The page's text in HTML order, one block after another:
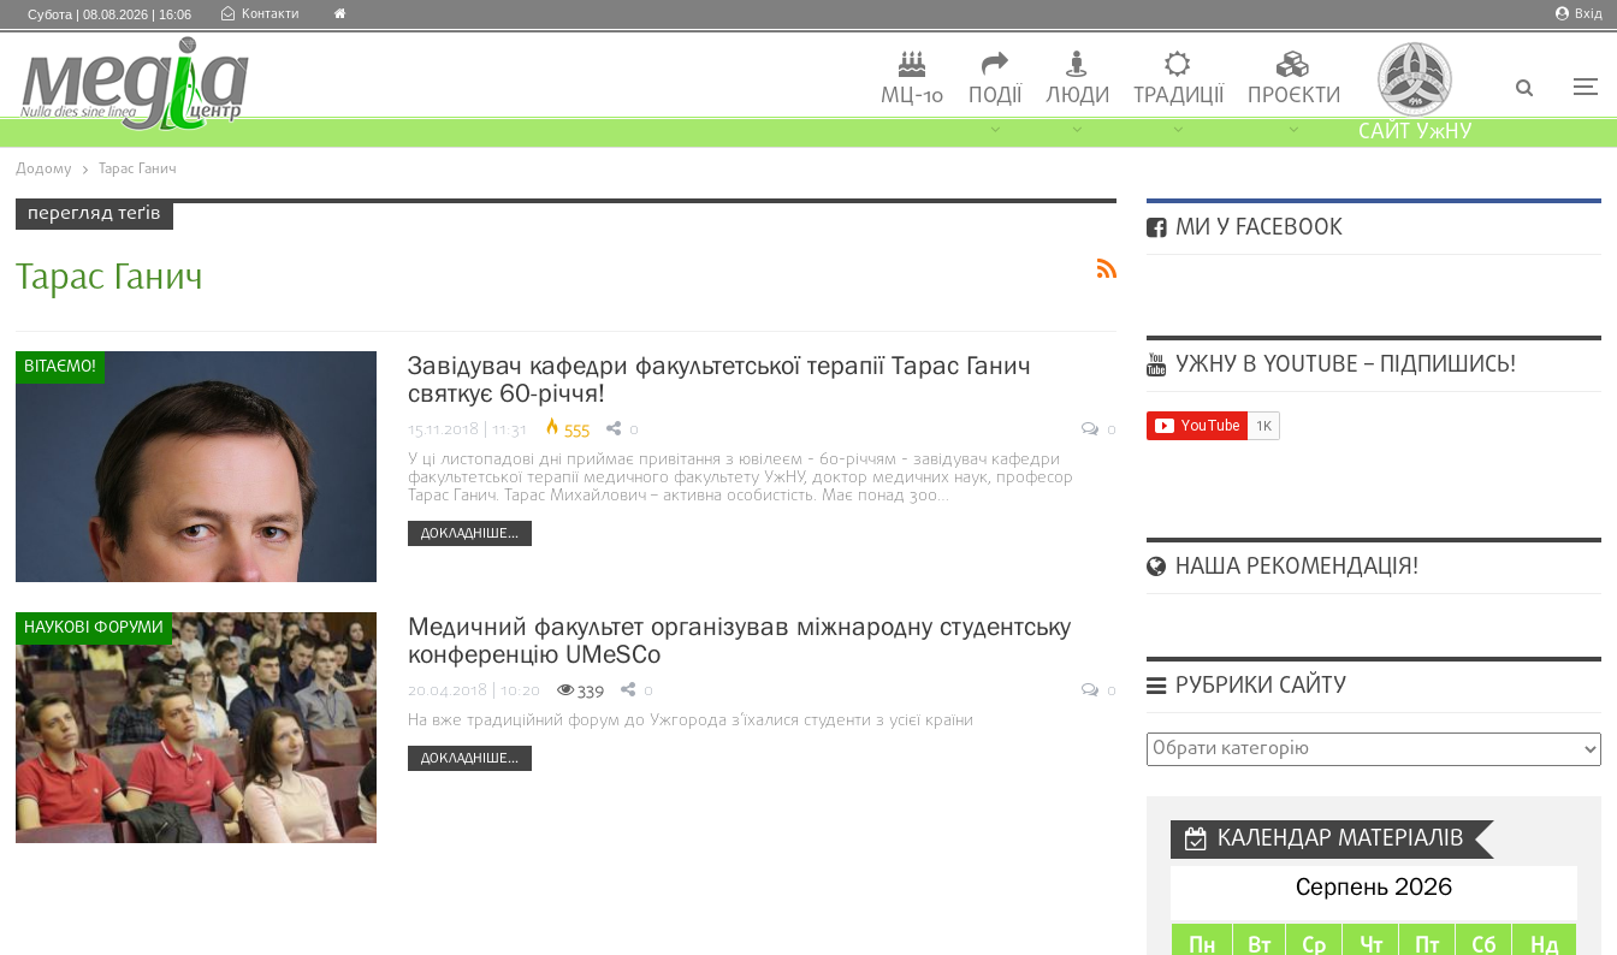
Вхід
Субота | 08.08.2026 | 16:06 Контакти
МЦ-10 ПОДІЇ ЛЮДИ ТРАДИЦІЇ
ПРОЄКТИ
САЙТ УжНУ
Додому Тарас Ганич
перегляд теґів
Тарас Ганич
ВІТАЄМО!
Завідувач кафедри факультетської терапії Тарас Ганич
святкує 60-річчя!
15.11.2018 | 11:31 555 0
0
У ці листопадові дні приймає привітання з ювілеєм - 60-річчям - завідувач кафедри
факультетської терапії медичного факультету УжНУ, доктор медичних наук, професор
Тарас Ганич. Тарас Михайлович – активна особистість. Має понад 300…
ДОКЛАДНІШЕ...
НАУКОВІ ФОРУМИ
Медичний факультет організував міжнародну студентську
конференцію UMeSCo
20.04.2018 | 10:20 339 0
0
На вже традиційний форум до Ужгорода з’їхалися студенти з усієї країни
ДОКЛАДНІШЕ...
МИ У FACEBOOK
УЖНУ В YOUTUBE – ПІДПИШИСЬ!
НАША РЕКОМЕНДАЦІЯ!
РУБРИКИ САЙТУ
Рубрики
КАЛЕНДАР МАТЕРІАЛІВ
Серпень 2026
Пн Вт Ср Чт Пт Сб Нд